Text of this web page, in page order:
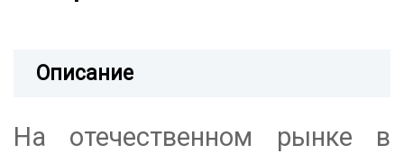
Описание
На отечественном рынке в